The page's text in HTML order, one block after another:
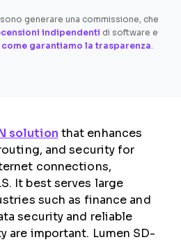
generare una commissione, che
indipendenti di software e
garantiamo la trasparenza.
solution that enhances
and security for
connections,
It best serves large
such as finance and
security and reliable
are important. Lumen SD-